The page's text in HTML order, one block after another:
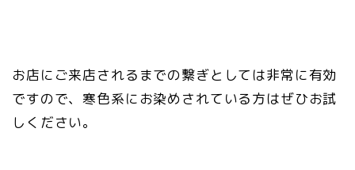
お店にご来店されるまでの繋ぎとしては非常に有効
ですので、寒色系にお染めされている方はぜひお試
しください。